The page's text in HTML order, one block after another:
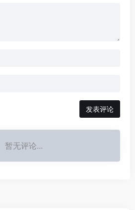
发表评论
暂无评论...